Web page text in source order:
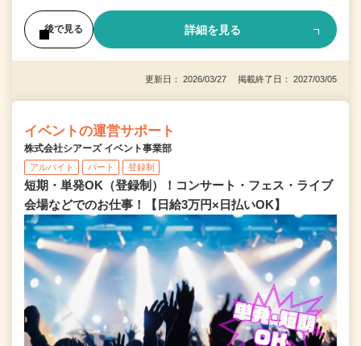
後で見る 詳細を見る
更新日： 2026/03/27 掲載終了日： 2027/03/05
イベントの運営サポート
株式会社シアーズ イベント事業部
アルバイト パート 登録制
短期・単発OK（登録制）！コンサート・フェス・ライブ
会場などでのお仕事！【日給3万円×日払いOK】